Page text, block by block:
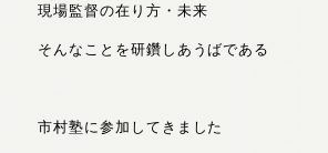
現場監督の在り方・未来
そんなことを研鑽しあうばである
市村塾に参加してきました